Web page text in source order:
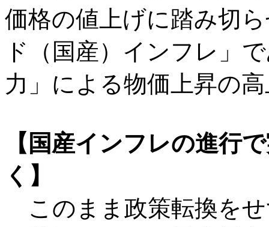
価格の値上げに踏み切
ド（国産）インフレ」
力」による物価上昇の
【国産インフレの進行
く】
このまま政策転換を